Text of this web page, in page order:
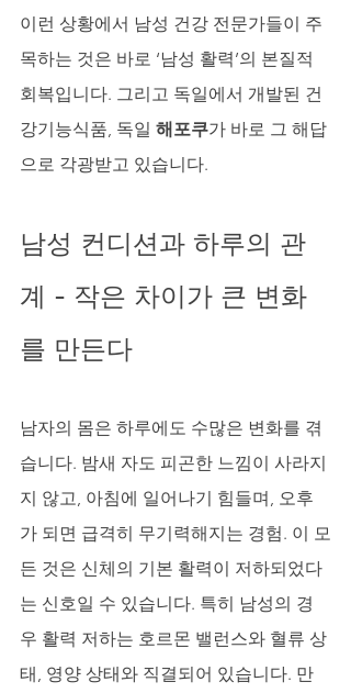
이런 상황에서 남성 건강 전문가들이 주
목하는 것은 바로 ‘남성 활력’의 본질적
회복입니다. 그리고 독일에서 개발된 건
강기능식품, 독일 해포쿠가 바로 그 해답
으로 각광받고 있습니다.
남성 컨디션과 하루의 관
계 - 작은 차이가 큰 변화
를 만든다
남자의 몸은 하루에도 수많은 변화를 겪
습니다. 밤새 자도 피곤한 느낌이 사라지
지 않고, 아침에 일어나기 힘들며, 오후
가 되면 급격히 무기력해지는 경험. 이 모
든 것은 신체의 기본 활력이 저하되었다
는 신호일 수 있습니다. 특히 남성의 경
우 활력 저하는 호르몬 밸런스와 혈류 상
태, 영양 상태와 직결되어 있습니다. 만